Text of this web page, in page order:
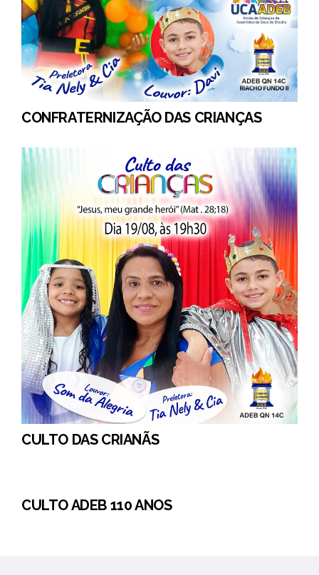
CONFRATERNIZAÇÃO DAS CRIANÇAS
CULTO DAS CRIANÃS
CULTO ADEB 110 ANOS